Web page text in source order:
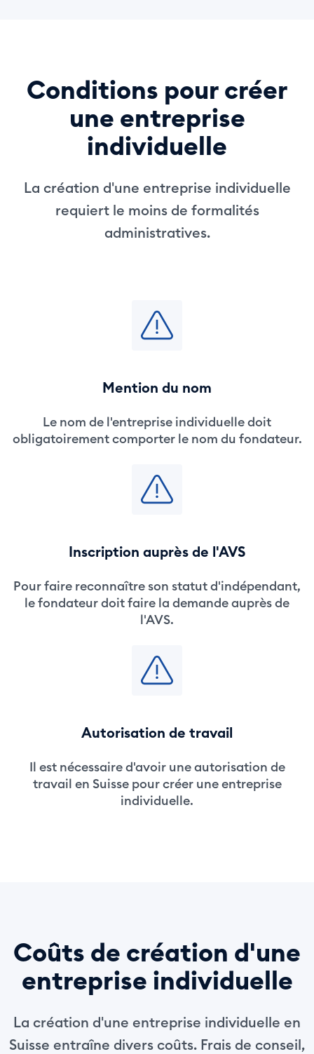
Conditions pour créer
une entreprise
individuelle
La création d'une entreprise individuelle
requiert le moins de formalités
administratives.
Mention du nom
Le nom de l'entreprise individuelle doit
obligatoirement comporter le nom du fondateur.
Inscription auprès de l'AVS
Pour faire reconnaître son statut d'indépendant,
le fondateur doit faire la demande auprès de
l'AVS.
Autorisation de travail
Il est nécessaire d'avoir une autorisation de
travail en Suisse pour créer une entreprise
individuelle.
Coûts de création d'une
entreprise individuelle
La création d'une entreprise individuelle en
Suisse entraîne divers coûts. Frais de conseil,